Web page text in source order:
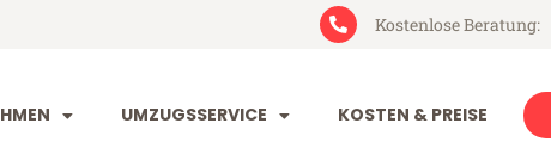
Kostenlose Beratung:
UMZUGSSERVICE KOSTEN & PREISE